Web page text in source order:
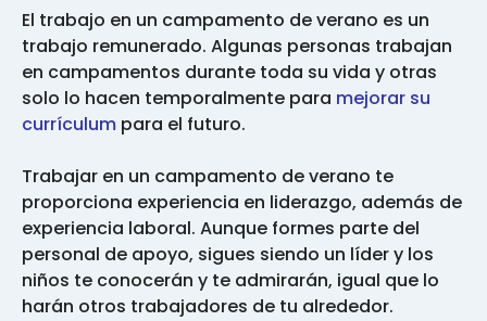
El trabajo en un campamento de verano es un
trabajo remunerado. Algunas personas trabajan
en campamentos durante toda su vida y otras
solo lo hacen temporalmente para mejorar su
currículum para el futuro.
Trabajar en un campamento de verano te
proporciona experiencia en liderazgo, además de
experiencia laboral. Aunque formes parte del
personal de apoyo, sigues siendo un líder y los
niños te conocerán y te admirarán, igual que lo
harán otros trabajadores de tu alrededor.